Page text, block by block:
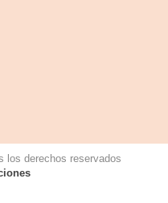
los derechos reservados